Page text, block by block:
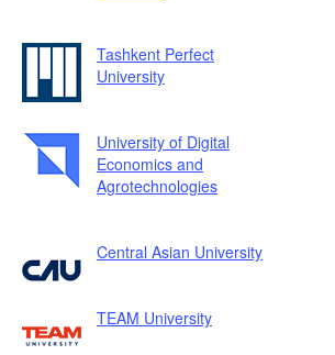
Tashkent Perfect
University
University of Digital
Economics and
Agrotechnologies
Central Asian University
TEAM University